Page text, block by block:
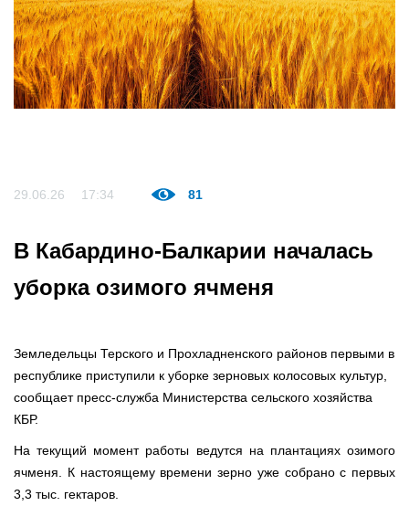
29.06.26 17:34 81
В Кабардино-Балкарии началась
уборка озимого ячменя
Земледельцы Терского и Прохладненского районов первыми в
республике приступили к уборке зерновых колосовых культур,
сообщает пресс-служба Министерства сельского хозяйства
КБР.
На текущий момент работы ведутся на плантациях озимого
ячменя. К настоящему времени зерно уже собрано с первых
3,3 тыс. гектаров.